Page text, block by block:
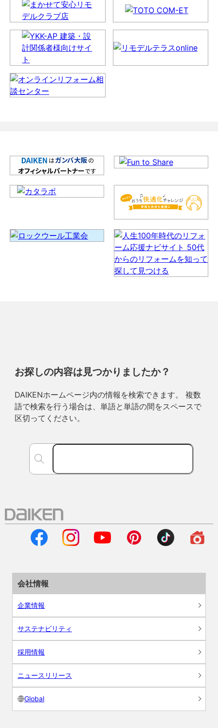
お探しの内容は見つかりましたか？
DAIKENホームページ内の情報を検索できます。 複数
語で検索を行う場合は、単語と単語の間をスペースで
区切ってください。
会社情報
企業情報
サステナビリティ
採用情報
ニュースリリース
Global